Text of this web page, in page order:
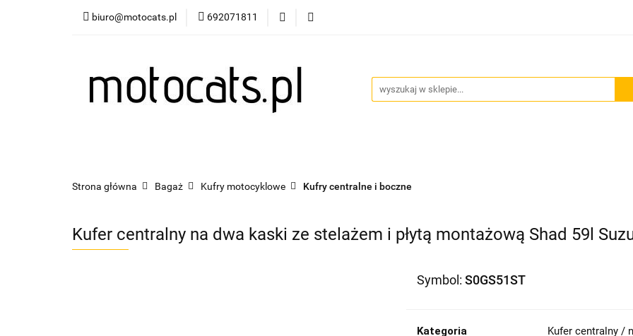
biuro@motocats.pl 692071811
Twój motocykl Akcesoria motocyklowe
Wydechy motocyklowe Odzież termoaktywna Blog
Strona główna Bagaż Kufry motocyklowe Kufry centralne i boczne
Kufer centralny na dwa kaski ze stelażem i płytą montażową Shad 59l
Symbol: S0GS51ST
Kategoria Kufer centralny /